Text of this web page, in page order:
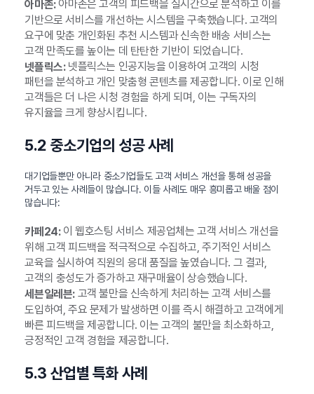
아마존:아마존은 고객의 피드백을 실시간으로 분석하고 이를
기반으로 서비스를 개선하는 시스템을 구축했습니다. 고객의
요구에 맞춘 개인화된 추천 시스템과 신속한 배송 서비스는
고객 만족도를 높이는 데 탄탄한 기반이 되었습니다.
넷플릭스:넷플릭스는 인공지능을 이용하여 고객의 시청
패턴을 분석하고 개인 맞춤형 콘텐츠를 제공합니다. 이로 인해
고객들은 더 나은 시청 경험을 하게 되며, 이는 구독자의
유지율을 크게 향상시킵니다.
5.2 중소기업의 성공 사례
대기업들뿐만 아니라 중소기업들도 고객 서비스 개선을 통해 성공을
거두고 있는 사례들이 많습니다. 이들 사례도 매우 흥미롭고 배울 점이
많습니다:
카페24:이 웹호스팅 서비스 제공업체는 고객 서비스 개선을
위해 고객 피드백을 적극적으로 수집하고, 주기적인 서비스
교육을 실시하여 직원의 응대 품질을 높였습니다. 그 결과,
고객의 충성도가 증가하고 재구매율이 상승했습니다.
세븐일레븐:고객 불만을 신속하게 처리하는 고객 서비스를
도입하여, 주요 문제가 발생하면 이를 즉시 해결하고 고객에게
빠른 피드백을 제공합니다. 이는 고객의 불만을 최소화하고,
긍정적인 고객 경험을 제공합니다.
5.3 산업별 특화 사례